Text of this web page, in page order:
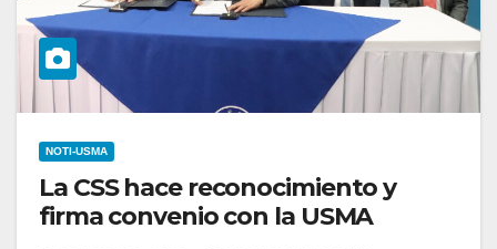
NOTI-USMA
La CSS hace reconocimiento y
firma convenio con la USMA